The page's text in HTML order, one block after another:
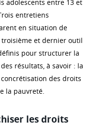
adolescents entre 13 et
entretiens
en situation de
et dernier outil
pour structurer la
résultats, à savoir : la
des droits
la pauvreté.
les droits